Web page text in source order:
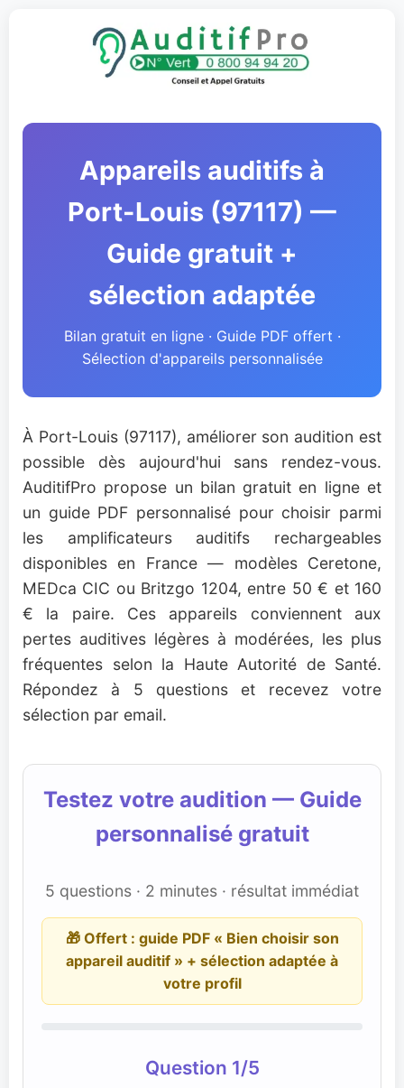
Appareils auditifs à
Port-Louis (97117) —
Guide gratuit +
sélection adaptée
Bilan gratuit en ligne · Guide PDF offert ·
Sélection d'appareils personnalisée
À Port-Louis (97117), améliorer son audition est
possible dès aujourd'hui sans rendez-vous.
AuditifPro propose un bilan gratuit en ligne et
un guide PDF personnalisé pour choisir parmi
les amplificateurs auditifs rechargeables
disponibles en France — modèles Ceretone,
MEDca CIC ou Britzgo 1204, entre 50 € et 160
€ la paire. Ces appareils conviennent aux
pertes auditives légères à modérées, les plus
fréquentes selon la Haute Autorité de Santé.
Répondez à 5 questions et recevez votre
sélection par email.
Testez votre audition — Guide
personnalisé gratuit
5 questions · 2 minutes · résultat immédiat
🎁 Offert : guide PDF « Bien choisir son
appareil auditif » + sélection adaptée à
votre profil
Question 1/5